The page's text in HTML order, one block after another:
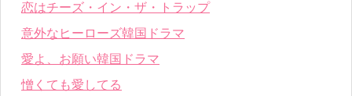
恋はチーズ・イン・ザ・トラップ
意外なヒーローズ韓国ドラマ
愛よ、お願い韓国ドラマ
憎くても愛してる